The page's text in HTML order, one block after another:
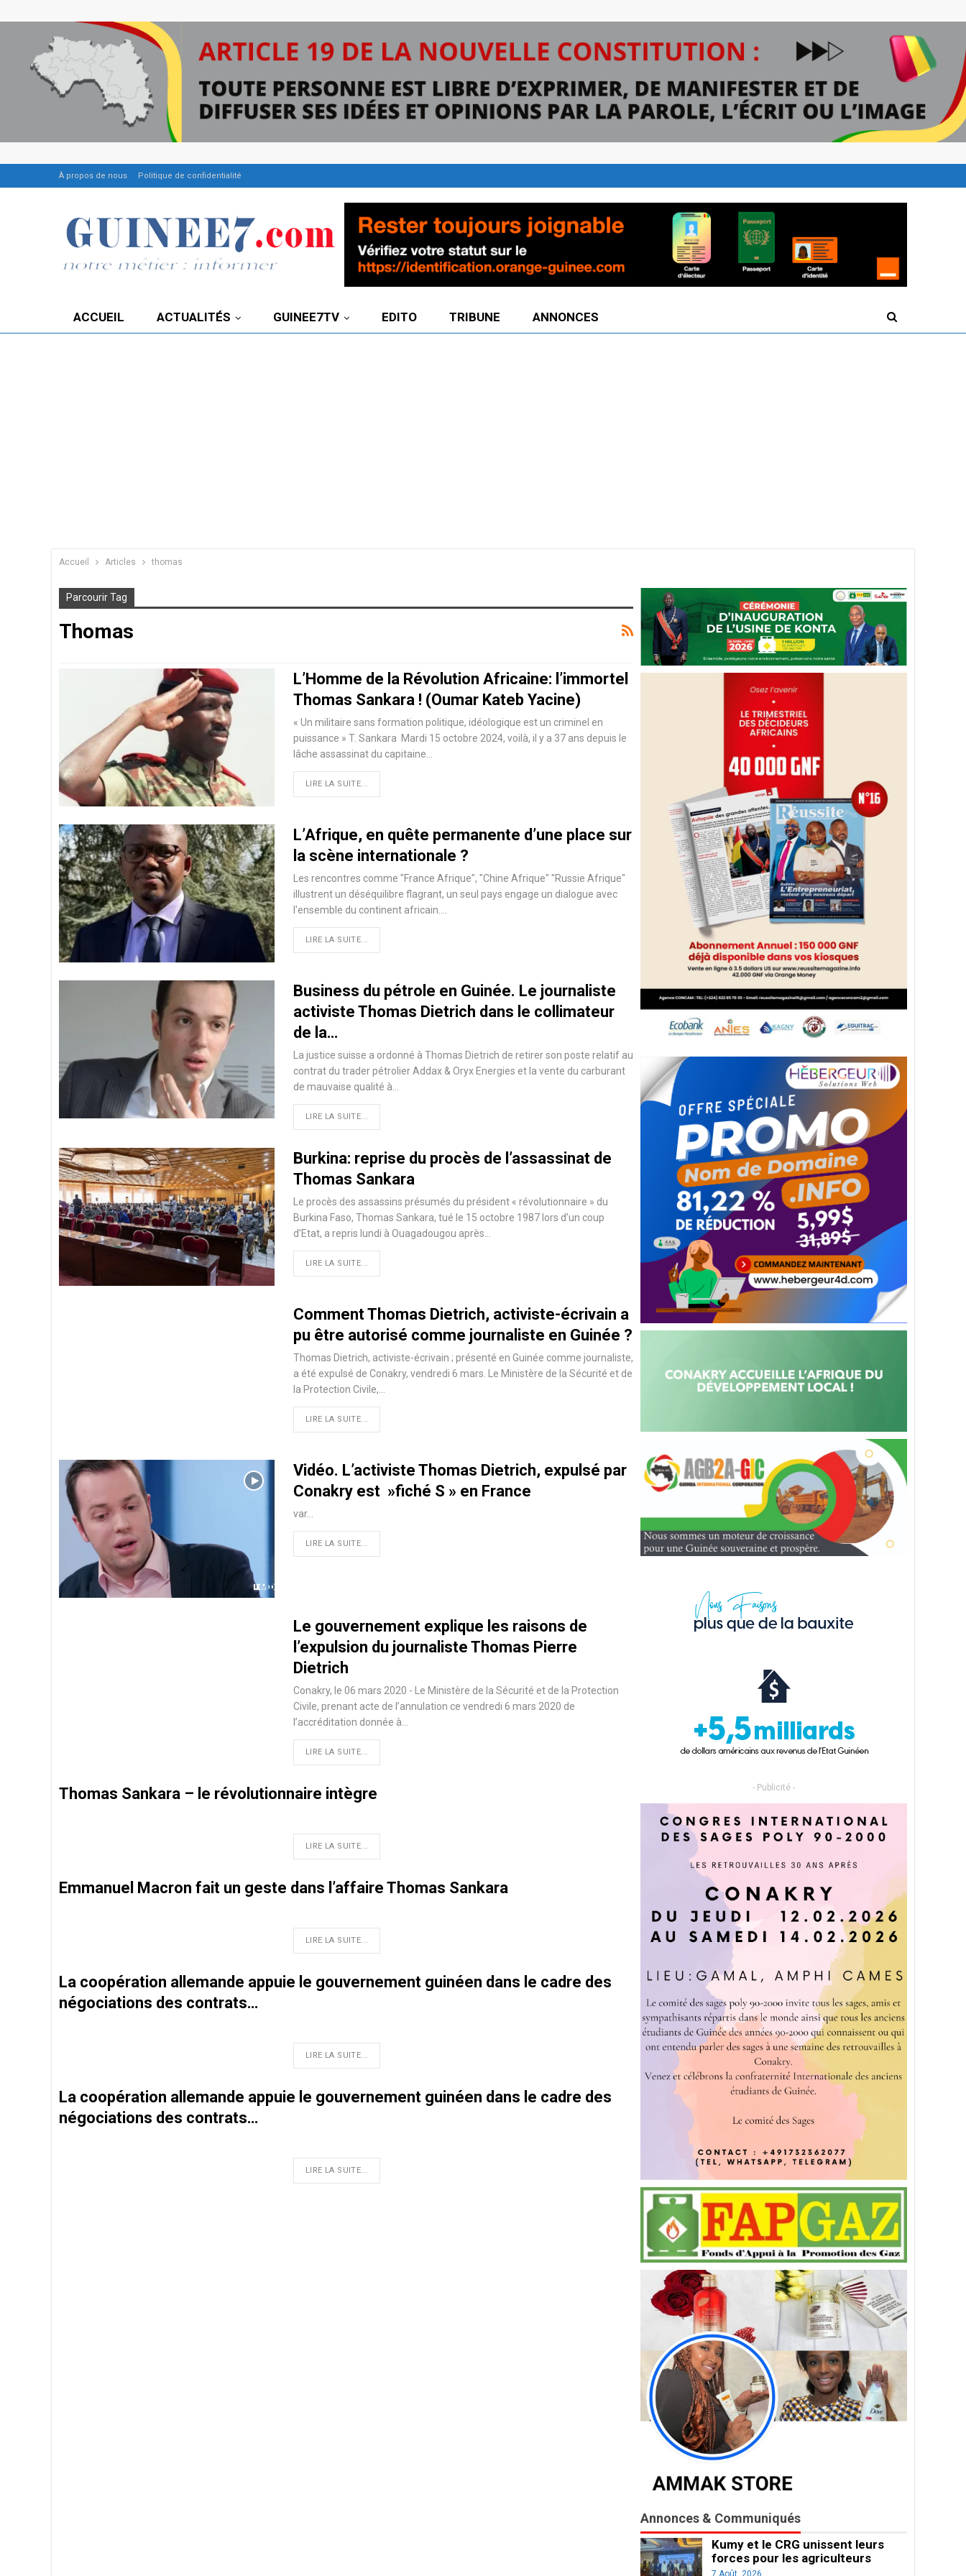
À propos de nous Politique de confidentialité
ACCUEIL ACTUALITÉS GUINEE7TV EDITO TRIBUNE ANNONCES
Accueil Articles thomas
Parcourir Tag
Thomas
L’Homme de la Révolution Africaine: l’immortel
Thomas Sankara ! (Oumar Kateb Yacine)
« Un militaire sans formation politique, idéologique est un criminel en
puissance » T. Sankara Mardi 15 octobre 2024, voilà, il y a 37 ans depuis le
lâche assassinat du capitaine…
LIRE LA SUITE...
L’Afrique, en quête permanente d’une place sur
la scène internationale ?
Les rencontres comme "France Afrique", "Chine Afrique" "Russie Afrique"
illustrent un déséquilibre flagrant, un seul pays engage un dialogue avec
l'ensemble du continent africain.…
LIRE LA SUITE...
Business du pétrole en Guinée. Le journaliste
activiste Thomas Dietrich dans le collimateur
de la…
La justice suisse a ordonné à Thomas Dietrich de retirer son poste relatif au
contrat du trader pétrolier Addax & Oryx Energies et la vente du carburant
de mauvaise qualité à…
LIRE LA SUITE...
Burkina: reprise du procès de l’assassinat de
Thomas Sankara
Le procès des assassins présumés du président « révolutionnaire » du
Burkina Faso, Thomas Sankara, tué le 15 octobre 1987 lors d’un coup
d’Etat, a repris lundi à Ouagadougou après…
LIRE LA SUITE...
Comment Thomas Dietrich, activiste-écrivain a
pu être autorisé comme journaliste en Guinée ?
Thomas Dietrich, activiste-écrivain ; présenté en Guinée comme journaliste,
a été expulsé de Conakry, vendredi 6 mars. Le Ministère de la Sécurité et de
la Protection Civile,
LIRE LA SUITE...
Vidéo. L’activiste Thomas Dietrich, expulsé par
Conakry est »fiché S » en France
var…
LIRE LA SUITE...
Le gouvernement explique les raisons de
l’expulsion du journaliste Thomas Pierre
Dietrich
Conakry, le 06 mars 2020 - Le Ministère de la Sécurité et de la Protection
Civile, prenant acte de l’annulation ce vendredi 6 mars 2020 de
l’accréditation donnée à
LIRE LA SUITE...
Thomas Sankara – le révolutionnaire intègre
LIRE LA SUITE...
Emmanuel Macron fait un geste dans l’affaire Thomas Sankara
LIRE LA SUITE...
La coopération allemande appuie le gouvernement guinéen dans le cadre des
négociations des contrats…
LIRE LA SUITE...
La coopération allemande appuie le gouvernement guinéen dans le cadre des
négociations des contrats…
LIRE LA SUITE...
- Publicité -
Annonces & Communiqués
Kumy et le CRG unissent leurs
forces pour les agriculteurs